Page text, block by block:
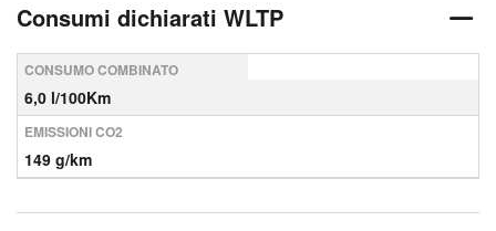
Consumi dichiarati WLTP
CONSUMO COMBINATO
6,0 l/100Km
EMISSIONI CO2
149 g/km